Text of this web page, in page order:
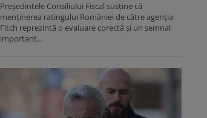
Președintele Consiliului Fiscal susține că
menținerea ratingului României de către agenția
Fitch reprezintă o evaluare corectă și un semnal
important…